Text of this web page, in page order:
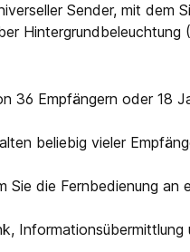
Sender, mit
36 Empfängern oder 18
beliebig vieler
Sie die Fernbedienung
Informationsübermittlung